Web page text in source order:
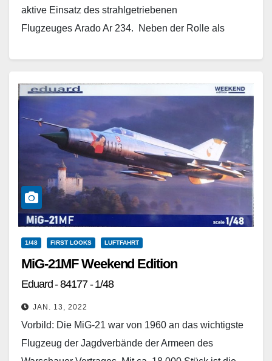
aktive Einsatz des strahlgetriebenen
Flugzeuges Arado Ar 234. Neben der Rolle als
1/48 FIRST LOOKS LUFTFAHRT
MiG-21MF Weekend Edition
Eduard - 84177 - 1/48
JAN. 13, 2022
Vorbild: Die MiG-21 war von 1960 an das wichtigste
Flugzeug der Jagdverbände der Armeen des